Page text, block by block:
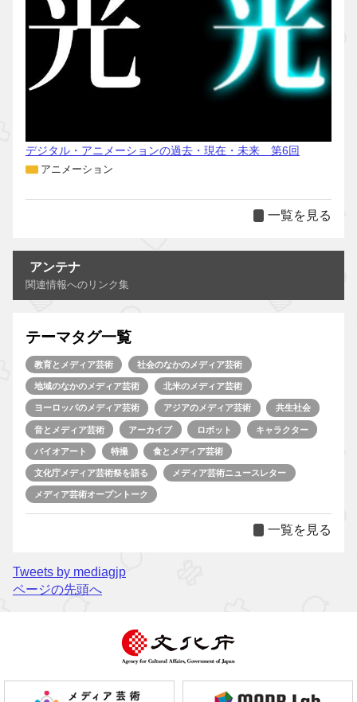
デジタル・アニメーションの過去・現在・未来 第6回
アニメーション
一覧を見る
アンテナ
関連情報へのリンク集
テーマタグ一覧
教育とメディア芸術 社会のなかのメディア芸術
地域のなかのメディア芸術 北米のメディア芸術
ヨーロッパのメディア芸術 アジアのメディア芸術 共生社会
音とメディア芸術 アーカイブ ロボット キャラクター
バイオアート 特撮 食とメディア芸術
文化庁メディア芸術祭を語る メディア芸術ニュースレター
メディア芸術オープントーク
一覧を見る
Tweets by mediagjp
ページの先頭へ